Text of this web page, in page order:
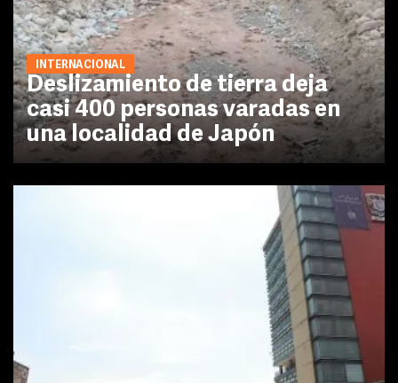
INTERNACIONAL
Deslizamiento de tierra deja
casi 400 personas varadas en
una localidad de Japón